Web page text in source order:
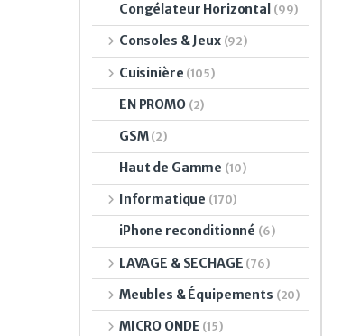
Congélateur Horizontal (99)
Consoles & Jeux (92)
Cuisinière (105)
EN PROMO (2)
GSM (2)
Haut de Gamme (10)
Informatique (170)
iPhone reconditionné (6)
LAVAGE & SECHAGE (76)
Meubles & Équipements (20)
MICRO ONDE (15)